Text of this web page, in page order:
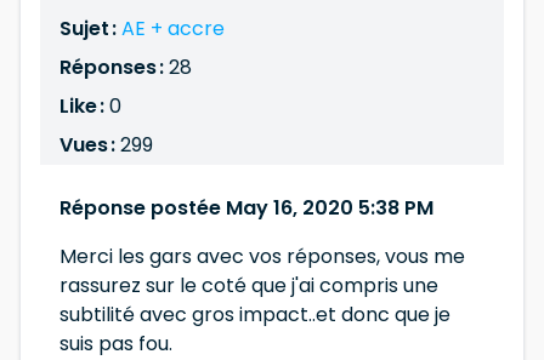
Sujet :AE + accre
Réponses :28
Like :0
Vues :299
Réponse postée May 16, 2020 5:38 PM
Merci les gars avec vos réponses, vous me
rassurez sur le coté que j'ai compris une
subtilité avec gros impact..et donc que je
suis pas fou.